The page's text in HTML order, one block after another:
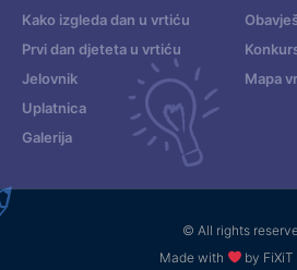
Kako izgleda dan u vrtiću
Prvi dan djeteta u vrtiću
Jelovnik
Uplatnica
Galerija
Mapa
© All rights
Made with
by FiXiT